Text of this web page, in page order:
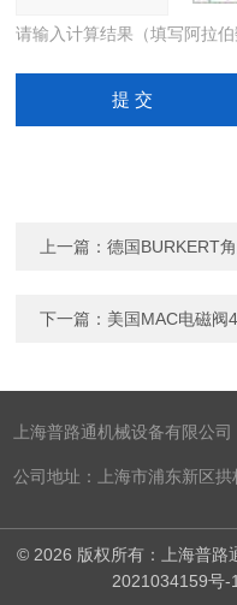
请输入计算结果（填写阿拉
上一篇：德国BURKERT
下一篇： 美国MAC电磁阀
上海普路通机械设备有限公司
公司地址：上海市浦东新区
© 2026 版权所有：上海普路
2021034159号-1